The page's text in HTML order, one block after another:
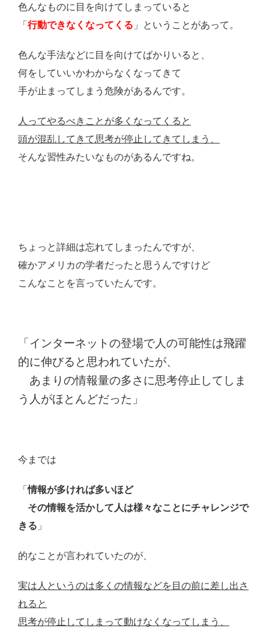
色んなものに目を向けてしまっていると
「 行動できなくなってくる 」ということがあって。
色んな手法などに目を向けてばかりいると、
何をしていいかわからなくなってきて
手が止まってしまう危険があるんです。
人ってやるべきことが多くなってくると
頭が混乱してきて思考が停止してきてしまう、
そんな習性みたいなものがあるんですね。
ちょっと詳細は忘れてしまったんですが、
確かアメリカの学者だったと思うんですけど
こんなことを言っていたんです。
「インターネットの登場で人の可能性は飛躍
的に伸びると思われていたが、
あまりの情報量の多さに思考停止してしま
う人がほとんどだった」
今までは
「情報が多ければ多いほど
その情報を活かして人は様々なことにチャレンジで
きる 」
的なことが言われていたのが、
実は人というのは多くの情報などを目の前に差し出さ
れると
思考が停止してしまって動けなくなってしまう、